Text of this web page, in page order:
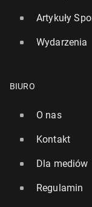
Artykuły
Wydarzenia
BIURO
O nas
Kontakt
Dla mediów
Regulamin